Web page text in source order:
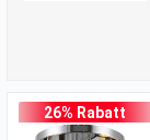
26% Rabatt